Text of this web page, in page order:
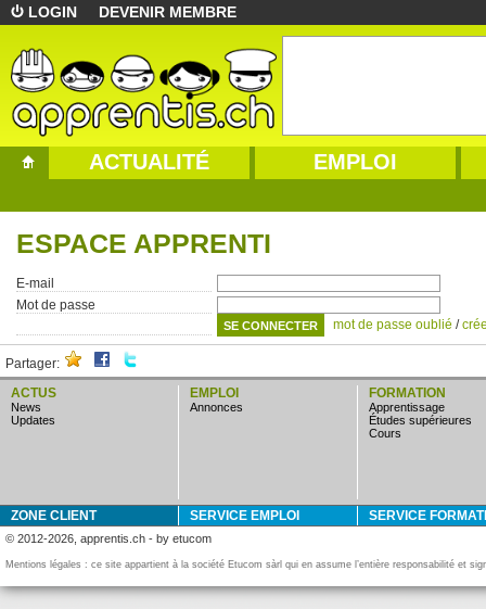
LOGIN DEVENIR MEMBRE
ACTUALITÉ EMPLOI
ESPACE APPRENTI
E-mail
Mot de passe
mot de passe oublié /
Partager:
ACTUS
news
updates
EMPLOI
annonces
FORMATION
apprentissage
études supérieures
cours
ZONE CLIENT SERVICE EMPLOI SERVICE
© 2012-2026, apprentis.ch - by etucom
Mentions légales : ce site appartient à la société Etucom sàrl qui en assume l’entière responsabilité et